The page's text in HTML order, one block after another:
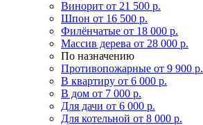
Винорит от 21 500 р.
Шпон от 16 500 р.
Филёнчатые от 18 000 р.
Массив дерева от 28 000 р.
По назначению
Противопожарные от 9 900 р.
В квартиру от 6 000 р.
В дом от 7 000 р.
Для дачи от 6 000 р.
Для котельной от 8 000 р.